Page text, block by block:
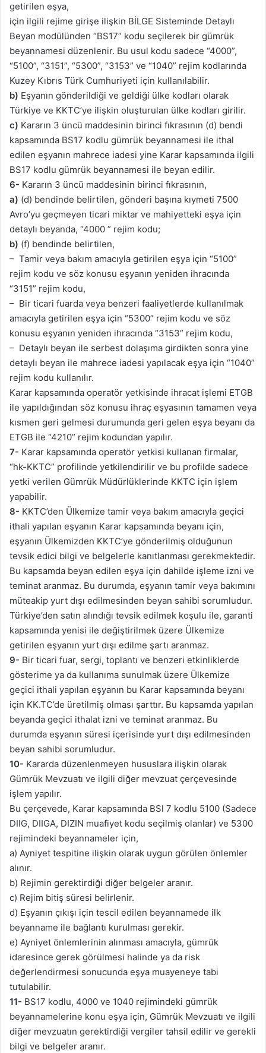
getirilen eşya,
için ilgili rejime girişe ilişkin BİLGE Sisteminde Detaylı
Beyan modülünden “BS17” kodu seçilerek bir gümrük
beyannamesi düzenlenir. Bu usul kodu sadece “4000”,
“5100”, “3151”, “5300”, “3153” ve “1040” rejim kodlarında
Kuzey Kıbrıs Türk Cumhuriyeti için kullanılabilir.
b) Eşyanın gönderildiği ve geldiği ülke kodları olarak
Türkiye ve KKTC’ye ilişkin oluşturulan ülke kodları girilir.
c) Kararın 3 üncü maddesinin birinci fıkrasının (d) bendi
kapsamında BS17 kodlu gümrük beyannamesi ile ithal
edilen eşyanın mahrece iadesi yine Karar kapsamında ilgili
BS17 kodlu gümrük beyannamesi ile beyan edilir.
6- Kararın 3 üncü maddesinin birinci fıkrasının,
a) (d) bendinde belirtilen, gönderi başına kıymeti 7500
Avro’yu geçmeyen ticari miktar ve mahiyetteki eşya için
detaylı beyanda, “4000 ” rejim kodu;
b) (f) bendinde belirtilen,
– Tamir veya bakım amacıyla getirilen eşya için “5100”
rejim kodu ve söz konusu eşyanın yeniden ihracında
“3151” rejim kodu,
– Bir ticari fuarda veya benzeri faaliyetlerde kullanılmak
amacıyla getirilen eşya için “5300” rejim kodu ve söz
konusu eşyanın yeniden ihracında “3153” rejim kodu,
– Detaylı beyan ile serbest dolaşıma girdikten sonra yine
detaylı beyan ile mahrece iadesi yapılacak eşya için “1040”
rejim kodu kullanılır.
Karar kapsamında operatör yetkisinde ihracat işlemi ETGB
ile yapıldığından söz konusu ihraç eşyasının tamamen veya
kısmen geri gelmesi durumunda geri gelen eşya beyanı da
ETGB ile “4210” rejim kodundan yapılır.
7- Karar kapsamında operatör yetkisi kullanan firmalar,
“hk-KKTC” profilinde yetkilendirilir ve bu profilde sadece
yetki verilen Gümrük Müdürlüklerinde KKTC için işlem
yapabilir.
8- KKTC’den Ülkemize tamir veya bakım amacıyla geçici
ithali yapılan eşyanın Karar kapsamında beyanı için,
eşyanın Ülkemizden KKTC’ye gönderilmiş olduğunun
tevsik edici bilgi ve belgelerle kanıtlanması gerekmektedir.
Bu kapsamda beyan edilen eşya için dahilde işleme izni ve
teminat aranmaz. Bu durumda, eşyanın tamir veya bakımını
müteakip yurt dışı edilmesinden beyan sahibi sorumludur.
Türkiye’den satın alındığı tevsik edilmek koşulu ile, garanti
kapsamında yenisi ile değiştirilmek üzere Ülkemize
getirilen eşyanın yurt dışı edilme şartı aranmaz.
9- Bir ticari fuar, sergi, toplantı ve benzeri etkinliklerde
gösterime ya da kullanıma sunulmak üzere Ülkemize
geçici ithali yapılan eşyanın bu Karar kapsamında beyanı
için KK.TC’de üretilmiş olması şarttır. Bu kapsamda yapılan
beyanda geçici ithalat izni ve teminat aranmaz. Bu
durumda eşyanın süresi içerisinde yurt dışı edilmesinden
beyan sahibi sorumludur.
10- Kararda düzenlenmeyen hususlara ilişkin olarak
Gümrük Mevzuatı ve ilgili diğer mevzuat çerçevesinde
işlem yapılır.
Bu çerçevede, Karar kapsamında BSl 7 kodlu 5100 (Sadece
DIIG, DIIGA, DIZIN muafiyet kodu seçilmiş olanlar) ve 5300
rejimindeki beyannameler için,
a) Ayniyet tespitine ilişkin olarak uygun görülen önlemler
alınır.
b) Rejimin gerektirdiği diğer belgeler aranır.
c) Rejim bitiş süresi belirlenir.
d) Eşyanın çıkışı için tescil edilen beyannamede ilk
beyanname ile bağlantı kurulması gerekir.
e) Ayniyet önlemlerinin alınması amacıyla, gümrük
idaresince gerek görülmesi halinde ya da risk
değerlendirmesi sonucunda eşya muayeneye tabi
tutulabilir.
11- BS17 kodlu, 4000 ve 1040 rejimindeki gümrük
beyannamelerine konu eşya için, Gümrük Mevzuatı ve ilgili
diğer mevzuatın gerektirdiği vergiler tahsil edilir ve gerekli
bilgi ve belgeler aranır.